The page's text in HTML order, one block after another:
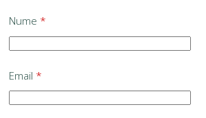
Nume *
Email *